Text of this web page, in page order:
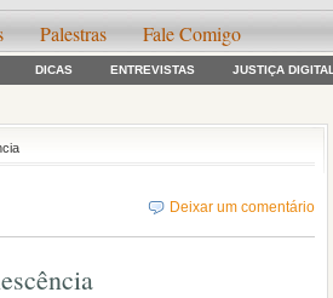
Palestras Fale Comigo
DICAS ENTREVISTAS JUSTIÇA DIGITAL
Deixar um comentário